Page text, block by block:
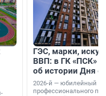
ГЭС, марки,
ВВП: в ГК «ПСК»
об истории Дня
2026-й — юбилейный
профессионального